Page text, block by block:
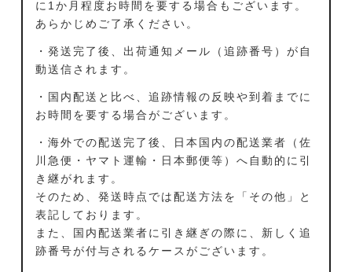
に1か月程度お時間を要する場合もございます。
あらかじめご了承ください。
・発送完了後、出荷通知メール（追跡番号）が自
動送信されます。
・国内配送と比べ、追跡情報の反映や到着までに
お時間を要する場合がございます。
・海外での配送完了後、日本国内の配送業者（佐
川急便・ヤマト運輸・日本郵便等）へ自動的に引
き継がれます。
そのため、発送時点では配送方法を「その他」と
表記しております。
また、国内配送業者に引き継ぎの際に、新しく追
跡番号が付与されるケースがございます。